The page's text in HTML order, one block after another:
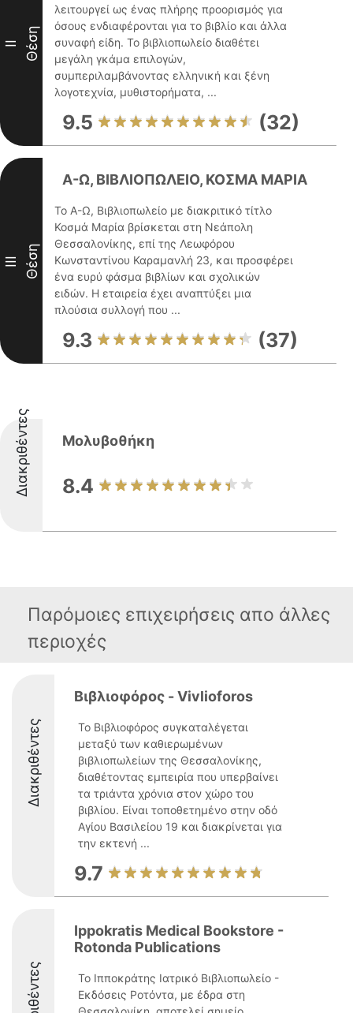
II Θέση
λειτουργεί ως ένας πλήρης προορισμός για
όσους ενδιαφέρονται για το βιβλίο και άλλα
συναφή είδη. Το βιβλιοπωλείο διαθέτει
μεγάλη γκάμα επιλογών,
συμπεριλαμβάνοντας ελληνική και ξένη
λογοτεχνία, μυθιστορήματα, ...
9.5 (32)
III Θέση
Α-Ω, ΒΙΒΛΙΟΠΩΛΕΙΟ, ΚΟΣΜΑ ΜΑΡΙΑ
Το Α-Ω, Βιβλιοπωλείο με διακριτικό τίτλο
Κοσμά Μαρία βρίσκεται στη Νεάπολη
Θεσσαλονίκης, επί της Λεωφόρου
Κωνσταντίνου Καραμανλή 23, και προσφέρει
ένα ευρύ φάσμα βιβλίων και σχολικών
ειδών. Η εταιρεία έχει αναπτύξει μια
πλούσια συλλογή που ...
9.3 (37)
Διακριθέντες Μολυβοθήκη
8.4
Παρόμοιες επιχειρήσεις απο άλλες
περιοχές
Διακριθέντες
Βιβλιοφόρος - Vivlioforos
Το Βιβλιοφόρος συγκαταλέγεται
μεταξύ των καθιερωμένων
βιβλιοπωλείων της Θεσσαλονίκης,
διαθέτοντας εμπειρία που υπερβαίνει
τα τριάντα χρόνια στον χώρο του
βιβλίου. Είναι τοποθετημένο στην οδό
Αγίου Βασιλείου 19 και διακρίνεται για
την εκτενή ...
9.7
Ippokratis Medical Bookstore -
Rotonda Publications
Το Ιπποκράτης Ιατρικό Βιβλιοπωλείο -
Εκδόσεις Ροτόντα, με έδρα στη